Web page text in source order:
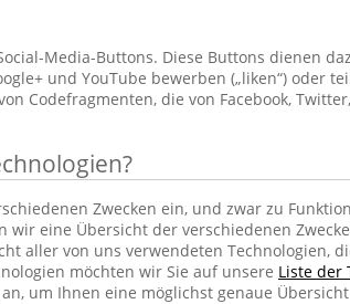
Media-Buttons. Diese Buttons dienen
und YouTube bewerben („liken“) oder
Codefragmenten, die von Facebook,
Zwecken ein, und zwar zu
wir eine Übersicht der verschiedenen
aller von uns verwendeten Technologien,
möchten wir Sie auf unsere Liste der
um Ihnen eine möglichst genaue